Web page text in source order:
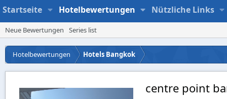
Startseite Hotelbewertungen Nützliche Links
Neue Bewertungen Series list
Hotelbewertungen Hotels Bangkok
centre point